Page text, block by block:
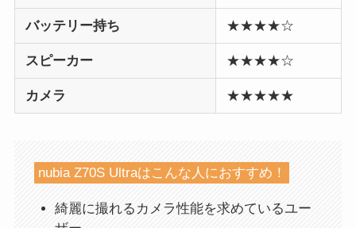
バッテリー持ち ★★★★☆
スピーカー ★★★★☆
カメラ ★★★★★
nubia Z70S Ultraはこんな人におすすめ！
綺麗に撮れるカメラ性能を求めているユー